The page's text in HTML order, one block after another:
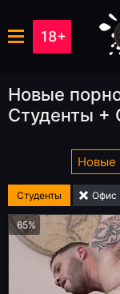
18+
Новые
Студенты +
Новые
Студенты Офис
65%